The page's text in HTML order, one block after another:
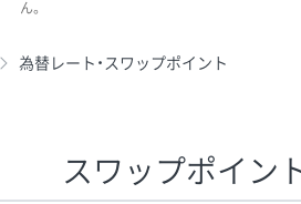
ん。
為替レート・スワップポイント
スワップポイン